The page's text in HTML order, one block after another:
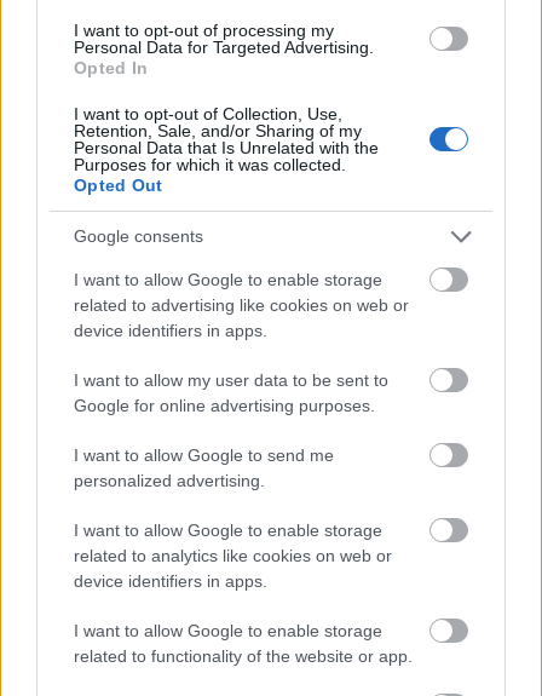
I want to opt-out of processing my
Personal Data for Targeted Advertising.
Opted In
I want to opt-out of Collection, Use,
Retention, Sale, and/or Sharing of my
Personal Data that Is Unrelated with the
Purposes for which it was collected.
Opted Out
Google consents
I want to allow Google to enable storage
related to advertising like cookies on web or
device identifiers in apps.
I want to allow my user data to be sent to
Google for online advertising purposes.
I want to allow Google to send me
personalized advertising.
I want to allow Google to enable storage
related to analytics like cookies on web or
device identifiers in apps.
I want to allow Google to enable storage
related to functionality of the website or app.
„ökorandi”, a Szegedi Ifjúsági Napok augusztus 25-29 között
a szegedi Tisza-parton. A legnagyobb multú hazai fesztiválon
a nemzetközi sztárok – mások között a Scooter, Sugababes,
honi pop-rock legfrissebb üdvöskéitől, a Lifejune-tól és a
magyar könnyűzene legnagyobb alakjáig, Pici bácsiig.
tovább
en
2010. 08. 18.|Kultúrpart
fenntarthatóság jegyében, a fesztivál ideje alatt – augusztus
25-29 között - a Kultúrpart kerékpárral hajtott öko-színpadot
is üzemeltet. De a legnagyobb hazai ökorandin lesz
mikroklíma vizsgálat.
tovább